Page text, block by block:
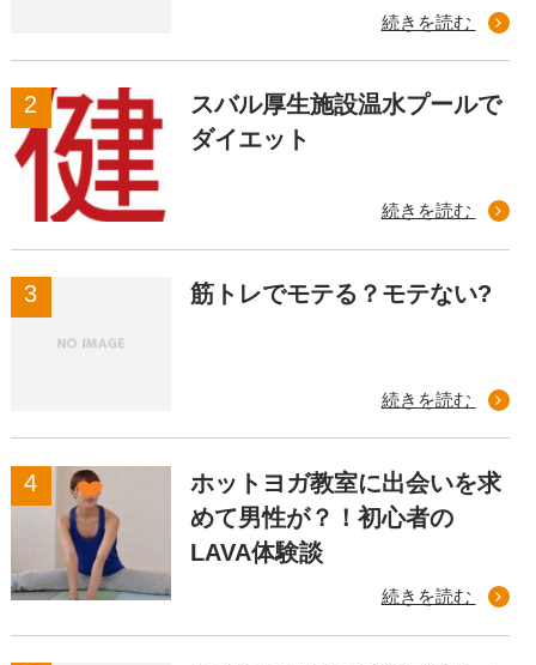
続きを読む
スバル厚生施設温水プールで
ダイエット
続きを読む
筋トレでモテる？モテない?
続きを読む
ホットヨガ教室に出会いを求
めて男性が？！初心者の
LAVA体験談
続きを読む